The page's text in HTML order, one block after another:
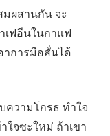
ผสานกัน จะ
เฟอีนในกาแฟ
การมือสั่นได้
ความโกรธ ทำใจ
ใจซะใหม่ ถ้าเขา